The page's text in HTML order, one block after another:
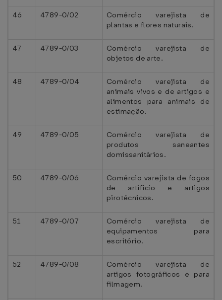
46 4789-0/02
Comércio varejista de
plantas e flores naturais.
47 4789-0/03
Comércio varejista de
objetos de arte.
48 4789-0/04
Comércio varejista de
animais vivos e de artigos e
alimentos para animais de
estimação.
49 4789-0/05
Comércio varejista de
produtos saneantes
domissanitários.
50 4789-0/06
Comércio varejista de fogos
de artifício e artigos
pirotécnicos.
51 4789-0/07
Comércio varejista de
equipamentos para
escritório.
52 4789-0/08
Comércio varejista de
artigos fotográficos e para
filmagem.